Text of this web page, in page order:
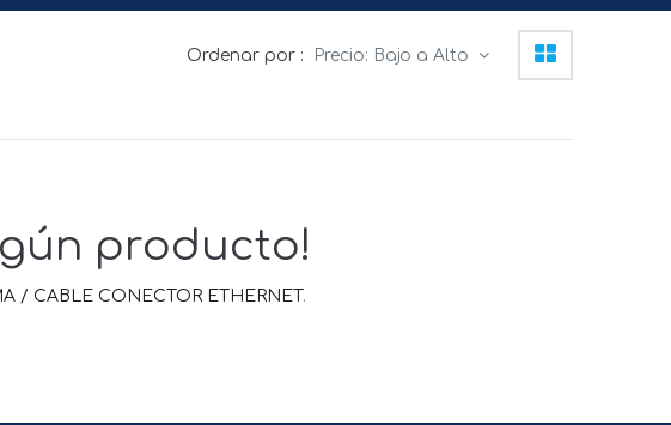
Ordenar por : Precio: Bajo a Alto
producto!
/ CABLE CONECTOR ETHERNET .